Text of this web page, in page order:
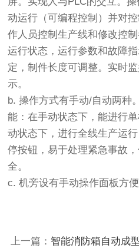
动运行（可编程控制）并对
作人员控制生产线和修改控
运行状态，运行参数和故障
定，制件长度可调整。实时
示。
b. 操作方式有手动/自动两种
能：在手动状态下，能进行
动状态下，进行全线生产运
停按钮，易于处理紧急事故
全。
c. 机旁设有手动操作面板方便
上一篇： 智能消防箱自动成